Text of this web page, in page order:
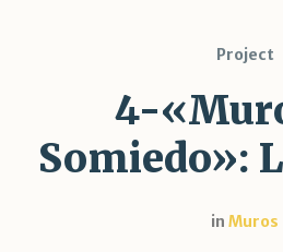
Project
4-
Somiedo»:
in Muros